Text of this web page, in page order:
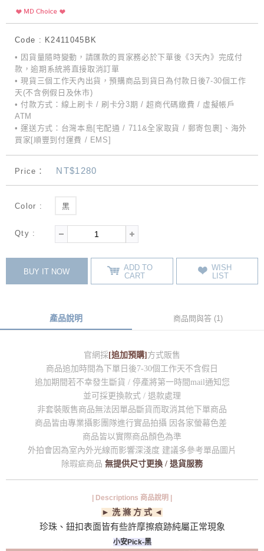
Code : K2411045BK
• 因貨量隨時變動，請匯款的買家務必於下單後《3天內》完成付
款，逾期系統將直接取消訂單
• 現貨三個工作天內出貨，預購商品到貨日為付款日後7-30個工作
天(不含例假日及休市)
• 付款方式：線上刷卡 / 刷卡分3期 / 超商代碼繳費 / 虛擬帳戶
ATM
• 運送方式：台灣本島[宅配通 / 711&全家取貨 / 郵寄包裹]、海外
買家[順豐到付運費 / EMS]
Price： NT$1280
Color : 黑
Qty :
BUY IT NOW
ADD TO
CART
WISH
LIST
產品說明 商品問與答 (1)
官網採 [追加預購] 方式販售
商品追加時間為下單日後7-30個工作天不含假日
追加期間若不幸發生斷貨 / 停產將第一時間mail通知您
並可採更換款式 / 退款處理
非套裝販售商品無法因單品斷貨而取消其他下單商品
商品皆由專業攝影團隊進行實品拍攝 因各家螢幕色差
商品皆以實際商品顏色為準
外拍會因為室內外光線而影響深淺度 建議多參考單品圖片
除瑕疵商品 無提供尺寸更換 / 退貨服務
| Descriptions 商品說明 |
► 洗 滌 方 式 ◄
珍珠、鈕扣表面皆有些許摩擦痕跡純屬正常現象
小安Pick-黑